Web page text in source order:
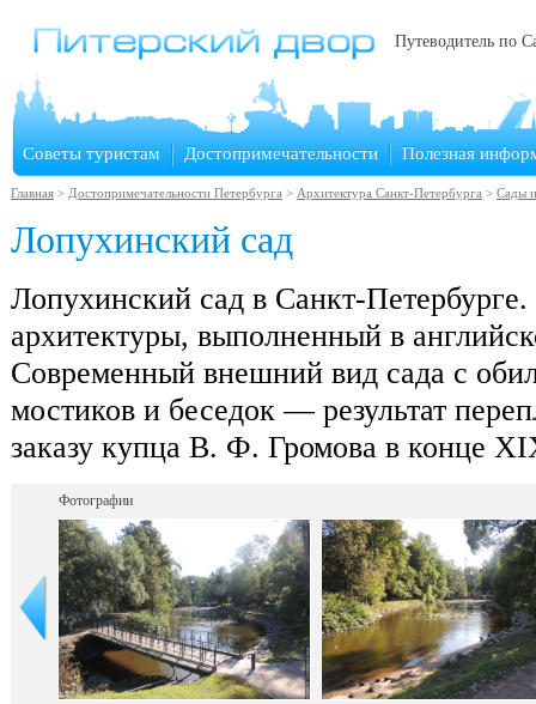
Путеводитель по
Советы туристам Достопримечательности Полезная
Главная > Достопримечательности Петербурга > Архитектура Санкт-Петербурга > Сады
Лопухинский сад
Лопухинский сад в Санкт-
архитектуры, выполненный в
Современный внешний вид сада с
мостиков и беседок — результат
заказу купца В. Ф. Громова в конце
Фотографии